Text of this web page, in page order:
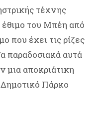
τέχνης
έθιμο του Μπέη από
που έχει τις ρίζες
παραδοσιακά αυτά
μια αποκριάτικη
Δημοτικό Πάρκο